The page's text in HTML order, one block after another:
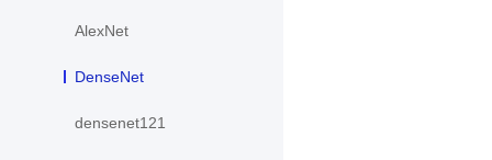
AlexNet
DenseNet
densenet121